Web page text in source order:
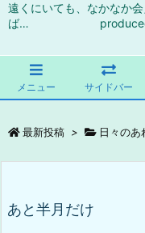
遠くにいても、なかなか
ば… produced by
メニュー サイドバー
最新投稿 > 日々のあ
あと半月だけ